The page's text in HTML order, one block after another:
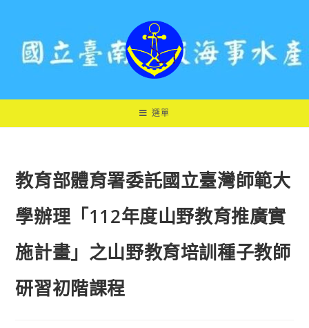
選單
教育部體育署委託國立臺灣師範大
學辦理「112年度山野教育推廣實
施計畫」之山野教育培訓種子教師
研習初階課程